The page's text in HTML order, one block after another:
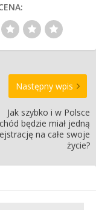
Następny wpis
Jak szybko i w Polsce
będzie miał jedną
na całe swoje
życie?